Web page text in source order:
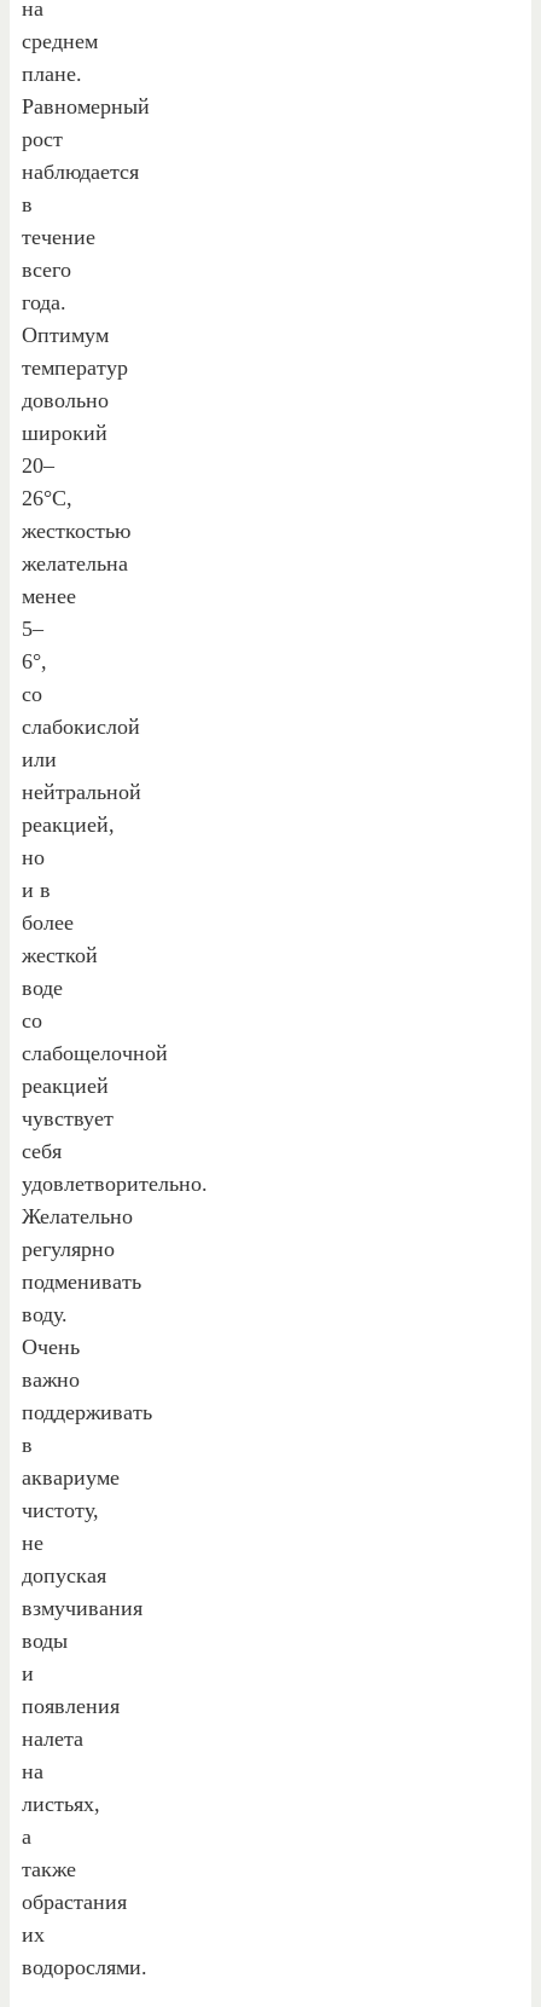
на
среднем
плане.
Равномерный
рост
наблюдается
в
течение
всего
года.
Оптимум
температур
довольно
широкий
20–
26°С,
жесткостью
желательна
менее
5–
6°,
со
слабокислой
или
нейтральной
реакцией,
но
и в
более
жесткой
воде
со
слабощелочной
реакцией
чувствует
себя
удовлетворительно.
Желательно
регулярно
подменивать
воду.
Очень
важно
поддерживать
в
аквариуме
чистоту,
не
допуская
взмучивания
воды
и
появления
налета
на
листьях,
а
также
обрастания
их
водорослями.